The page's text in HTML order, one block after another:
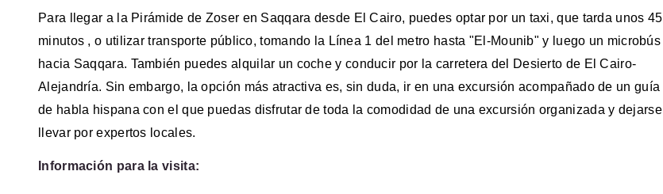
Para llegar a la Pirámide de Zoser en Saqqara desde El Cairo, puedes optar por un taxi, que tarda unos 45
minutos , o utilizar transporte público, tomando la Línea 1 del metro hasta "El-Mounib" y luego un microbús
hacia Saqqara. También puedes alquilar un coche y conducir por la carretera del Desierto de El Cairo-
Alejandría. Sin embargo, la opción más atractiva es, sin duda, ir en una excursión acompañado de un guía
de habla hispana con el que puedas disfrutar de toda la comodidad de una excursión organizada y dejarse
llevar por expertos locales.
Información para la visita: